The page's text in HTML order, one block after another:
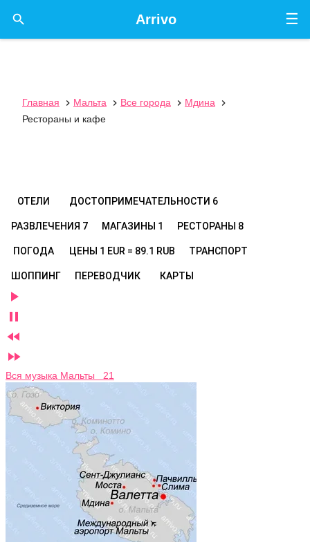
☰
Arrivo

Главная  Мальта  Все города  Мдина

Рестораны и кафе
ОТЕЛИ ДОСТОПРИМЕЧАТЕЛЬНОСТИ 6
РАЗВЛЕЧЕНИЯ 7 МАГАЗИНЫ 1 РЕСТОРАНЫ 8
ПОГОДА ЦЕНЫ 1 EUR = 89.1 RUB ТРАНСПОРТ
ШОППИНГ ПЕРЕВОДЧИК КАРТЫ




Вся музыка Мальты 21